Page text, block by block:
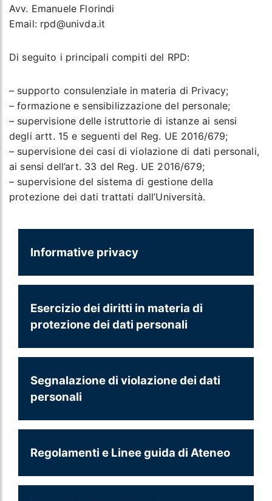
Avv. Emanuele Florindi
Email: rpd@univda.it
Di seguito i principali compiti del RPD:
– supporto consulenziale in materia di Privacy;
– formazione e sensibilizzazione del personale;
– supervisione delle istruttorie di istanze ai sensi
degli artt. 15 e seguenti del Reg. UE 2016/679;
– supervisione dei casi di violazione di dati personali,
ai sensi dell’art. 33 del Reg. UE 2016/679;
– supervisione del sistema di gestione della
protezione dei dati trattati dall’Università.
Informative privacy
Esercizio dei diritti in materia di
protezione dei dati personali
Segnalazione di violazione dei dati
personali
Regolamenti e Linee guida di Ateneo